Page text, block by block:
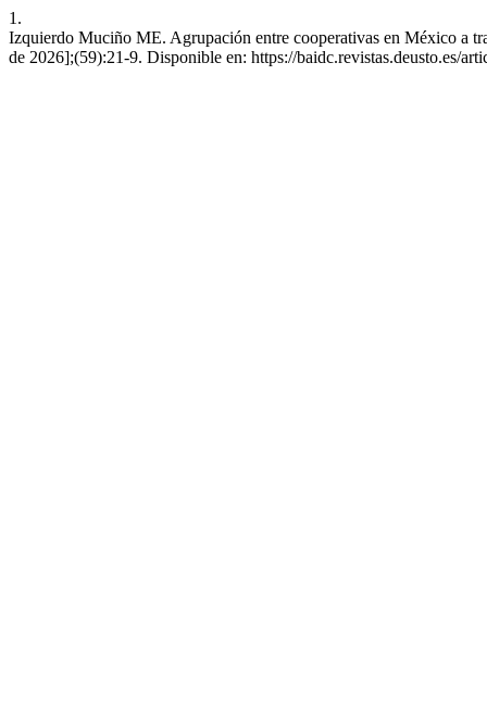
1.
Izquierdo Muciño ME. Agrupación entre cooperativas en México a
de 2026];(59):21-9. Disponible en: https://baidc.revistas.deusto.es/